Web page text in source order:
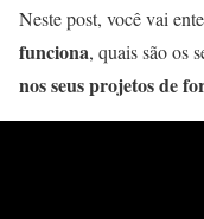
Neste post, você vai
funciona, quais são os
nos seus projetos de